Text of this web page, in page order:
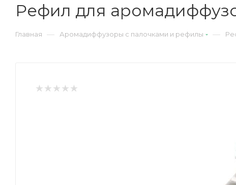
Рефил для
Главная — Аромадиффузоры с палочками и рефилы —